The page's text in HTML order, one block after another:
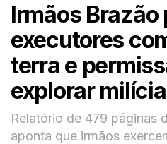
Irmãos Brazão
executores
terra e
explorar
Relatório de 479 páginas
aponta que irmãos